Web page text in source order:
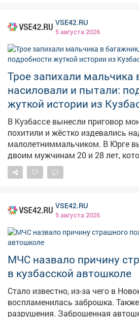
подростка и совершили в
противоправных действий-в том
характера. После этого ребёнка
багажник и отвезли к деревне
продолжили издеваться над ним.
злоумышленники оставили
скрылись. В зависимости от степени участия в
преступлении суд назначил
16лет лишения свободы,
строгого режима. Автомобиль,
похищали подростка,
государства. Дело в отношении третьего соучастника
VSE42.RU
5 августа 2026
Трое запихали мальчика
насиловали и пытали:
жуткой истории из
В Кузбассе вынесли приговор
похитили и жёстко издевались
малолетниммальчиком. В Юрге вынесли приговор
двоим мужчинам 20 и 28 лет,
поступили с ребёнком, сообщает
версии следствия, в апреле 2024
повезли в безлюдное место. Там к ним присоединился
третий агрессор, и вместе они
один из похитителейперешёл на
На этом страдания ребёнка не
засунули обратно в багажник и
райондеревниНовоягодное, где
экзекуцию. Затем бросили и уехали. Детали
ещё более шокирующие. Как
прошлом году, поводом для
подросток был неформалом.
VSE42.RU
5 августа 2026
МЧС назвало причину
в кузбасской автошколе
Стало известно, из-за чего в
воспламенилась заброшка.
разрушения. Заброшенная автошкола на улице ДОЗ в